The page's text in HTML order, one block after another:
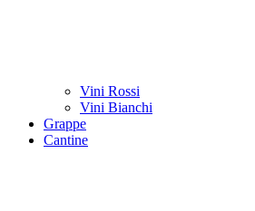
Vini Rossi
Vini Bianchi
Grappe
Cantine